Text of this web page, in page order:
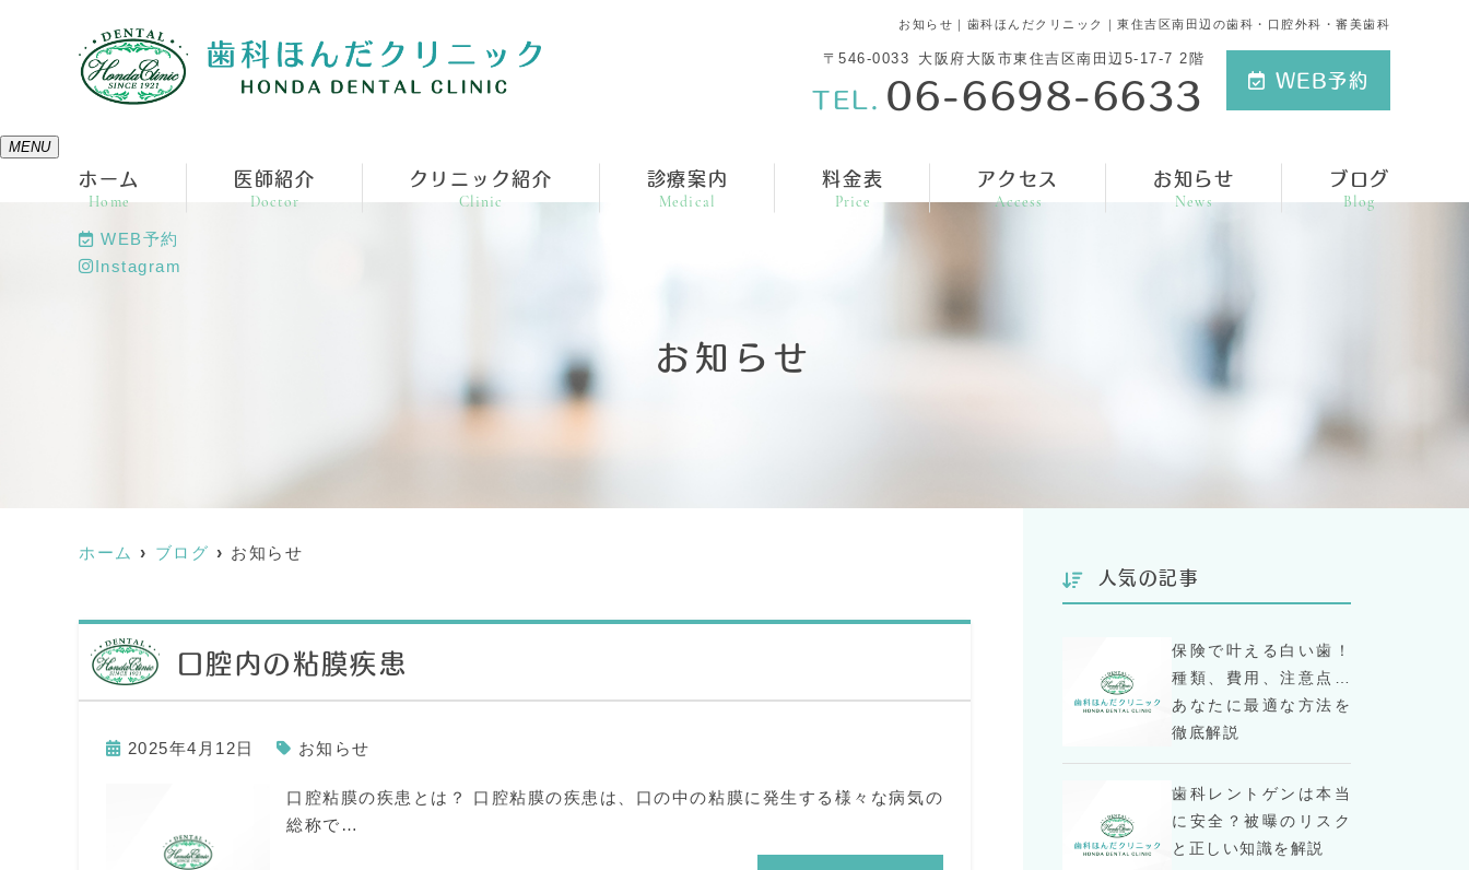
お知らせ｜歯科ほんだクリニック｜東住吉区南田辺の歯科・口腔外科・審美歯科
〒546-0033 大阪府大阪市東住吉区南田辺5-17-7 2階
TEL. 06-6698-6633 WEB予約
MENU
ホーム
Home
医師紹介
Doctor
クリニック紹介
Clinic
診療案内
Medical
料金表
Price
アクセス
Access
お知らせ
News
ブログ
Blog
WEB予約
Instagram
お知らせ
ホーム ブログ お知らせ
口腔内の粘膜疾患
2025年4月12日 お知らせ
口腔粘膜の疾患とは？ 口腔粘膜の疾患は、口の中の粘膜に発生する様々な病気の
総称で…
人気の記事
保険で叶える白い歯！
種類、費用、注意点…
あなたに最適な方法を
徹底解説
歯科レントゲンは本当
に安全？被曝のリスク
と正しい知識を解説